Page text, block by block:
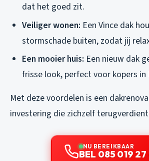
dat het goed zit.
Veiliger wonen: Een Vince dak
stormschade buiten, zodat jij
Een mooier huis: Een nieuw dak
frisse look, perfect voor kopers in
Met deze voordelen is een
investering die zichzelf
NU BEREIKBAAR
BEL 085 019